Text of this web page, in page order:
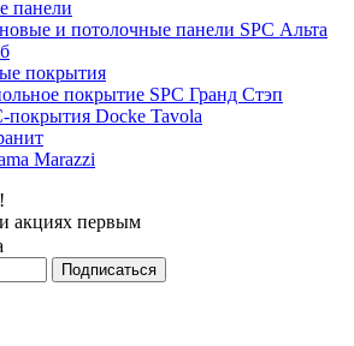
панели
и потолочные панели SPC Альта
покрытия
покрытие SPC Гранд Стэп
покрытия Docke Tavola
Marazzi
акциях первым